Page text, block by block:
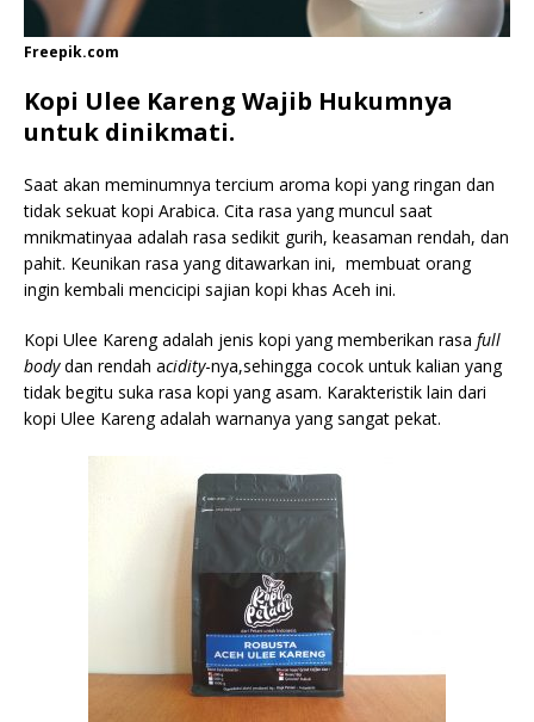
Freepik.com
Kopi Ulee Kareng Wajib Hukumnya
untuk dinikmati.
Saat akan meminumnya tercium aroma kopi yang ringan dan
tidak sekuat kopi Arabica. Cita rasa yang muncul saat
mnikmatinyaa adalah rasa sedikit gurih, keasaman rendah, dan
pahit. Keunikan rasa yang ditawarkan ini, membuat orang
ingin kembali mencicipi sajian kopi khas Aceh ini.
Kopi Ulee Kareng adalah jenis kopi yang memberikan rasa full
bodydan rendah acidity-nya,sehingga cocok untuk kalian yang
tidak begitu suka rasa kopi yang asam. Karakteristik lain dari
kopi Ulee Kareng adalah warnanya yang sangat pekat.